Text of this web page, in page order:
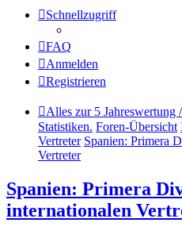
Schnellzugriff
FAQ
Anmelden
Registrieren
Alles zur 5
Statistiken. Foren-Übersicht
Vertreter Spanien: Primera
Vertreter
Spanien: Primera
internationalen